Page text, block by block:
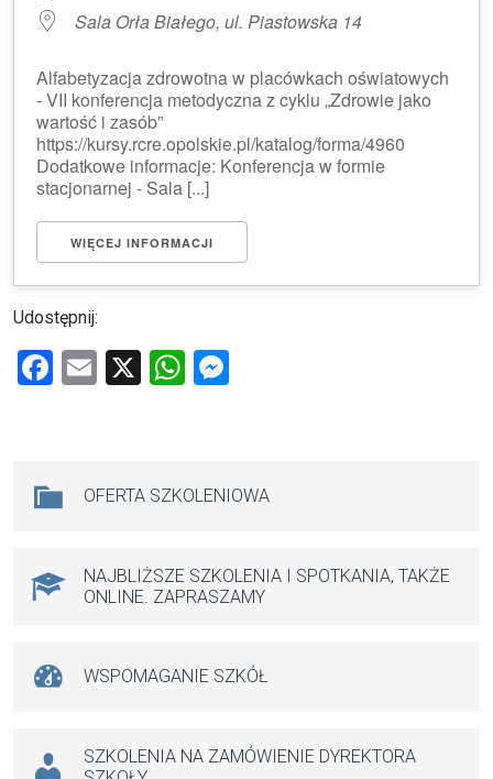
Sala Orła Białego, ul. Piastowska 14
Alfabetyzacja zdrowotna w placówkach oświatowych
- VII konferencja metodyczna z cyklu „Zdrowie jako
wartość i zasób”
https://kursy.rcre.opolskie.pl/katalog/forma/4960
Dodatkowe informacje: Konferencja w formie
stacjonarnej - Sala [...]
WIĘCEJ INFORMACJI
Udostępnij:
F
o
k
E
X
W
A
p
g
OFERTA SZKOLENIOWA
NAJBLIŻSZE SZKOLENIA I SPOTKANIA, TAKŻE
ONLINE. ZAPRASZAMY
WSPOMAGANIE SZKÓŁ
SZKOLENIA NA ZAMÓWIENIE DYREKTORA